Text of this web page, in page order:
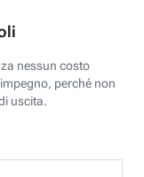
nessun costo
perché non
uscita.